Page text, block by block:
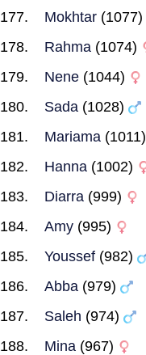
Mokhtar (1077)
Rahma (1074)
Nene (1044)
Sada (1028)
Mariama (1011)
Hanna (1002)
Diarra (999)
Amy (995)
Youssef (982)
Abba (979)
Saleh (974)
Mina (967)